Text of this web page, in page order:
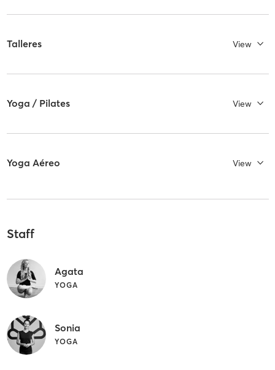
Talleres View
Yoga / Pilates View
Yoga Aéreo View
Staff
Agata
YOGA
Sonia
YOGA